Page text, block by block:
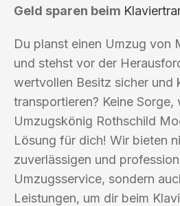
Geld sparen beim
Du planst einen Umzug von
und stehst vor der
wertvollen Besitz sicher und
transportieren? Keine Sorge,
Umzugskönig Rothschild
Lösung für dich! Wir bieten
zuverlässigen und
Umzugsservice, sondern
Leistungen, um dir beim